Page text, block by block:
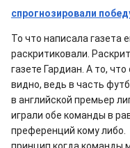
спрогнозировали
То что написала газета
раскритиковали.
газете Гардиан. А то,
видно, ведь в часть
в английской премьер
играли обе команды в
преференций кому либо.